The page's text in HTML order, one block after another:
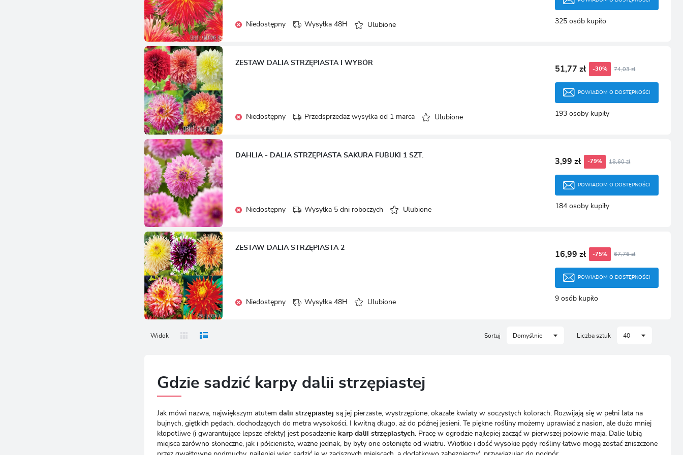
Niedostępny Wysyłka 48H Ulubione 325 osób kupiło
ZESTAW DALIA STRZĘPIASTA I WYBÓR
Niedostępny Przedsprzedaż wysyłka od 1 marca Ulubione
51,77 zł -30% 74,03 zł
POWIADOM O DOSTĘPNOŚCI
193 osoby kupiły
DAHLIA - DALIA STRZĘPIASTA SAKURA FUBUKI 1 SZT.
Niedostępny Wysyłka 5 dni roboczych Ulubione
3,99 zł -79% 18,60 zł
POWIADOM O DOSTĘPNOŚCI
184 osoby kupiły
ZESTAW DALIA STRZĘPIASTA 2
Niedostępny Wysyłka 48H Ulubione
16,99 zł -75% 67,76 zł
POWIADOM O DOSTĘPNOŚCI
9 osób kupiło
Widok Sortuj Domyślnie Liczba sztuk 40
Gdzie sadzić karpy dalii strzępiastej
Jak mówi nazwa, największym atutem dalii strzępiastej są jej pierzaste, wystrzępione, okazałe kwiaty w soczystych kolorach. Rozwijają się w pełni lata na
bujnych, giętkich pędach, dochodzących do metra wysokości. I kwitną długo, aż do późnej jesieni. Te piękne rośliny możemy uprawiać z nasion, ale dużo mniej
kłopotliwe (i gwarantujące lepsze efekty) jest posadzenie karp dalii strzępiastych. Pracę w ogrodzie najlepiej zacząć w pierwszej połowie maja. Dalie lubią
miejsca zarówno słoneczne, jak i półcieniste, ważne jednak, by były one osłonięte od wiatru. Wiotkie i dość wysokie pędy rośliny łatwo mogą zostać zniszczone